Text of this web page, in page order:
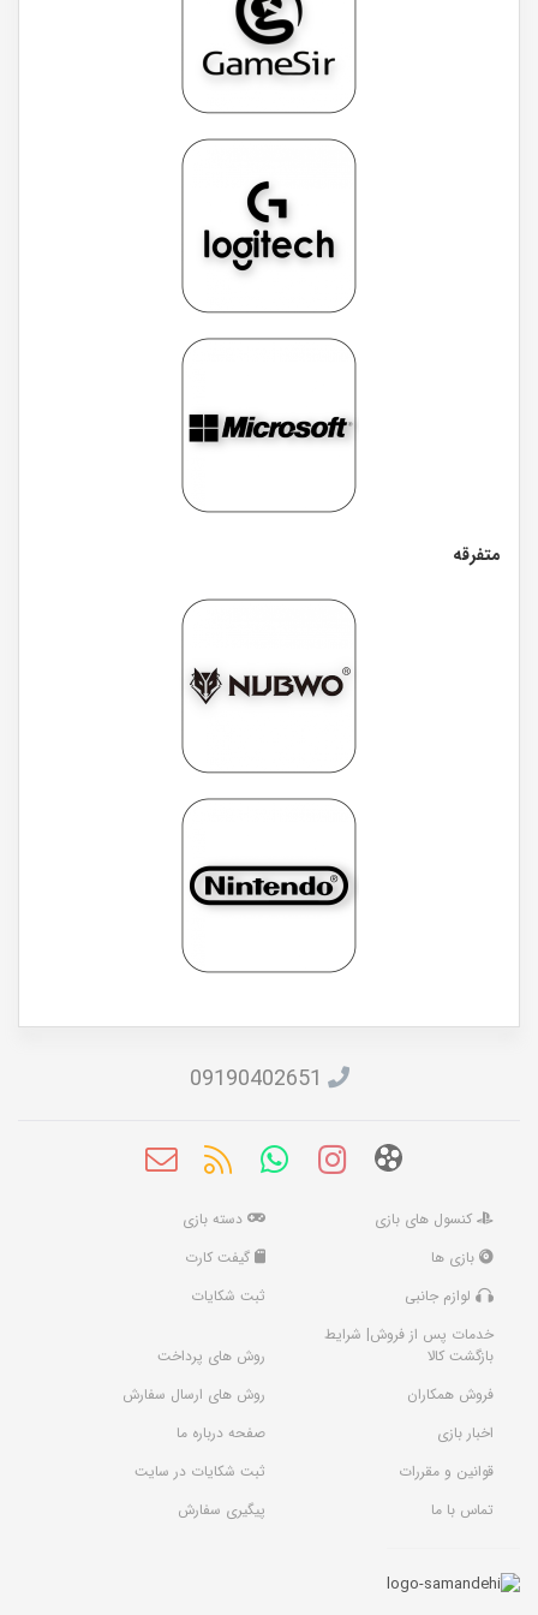
متفرقه
09190402651
کنسول های بازی
دسته بازی
بازی ها
گیفت کارت
لوازم جانبی
ثبت شکایات
خدمات پس از فروش| شرایط
بازگشت کالا
روش های پرداخت
فروش همکاران
روش های ارسال سفارش
اخبار بازی
صفحه درباره ما
قوانین و مقررات
ثبت شکایات در سایت
تماس با ما
پیگیری سفارش